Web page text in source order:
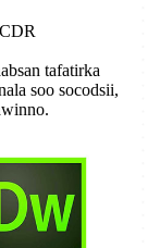
tafatirka
soo socodsii,